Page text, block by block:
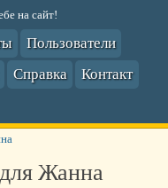
на сайт!
Пользователи
Справка
Контакт
Жанна